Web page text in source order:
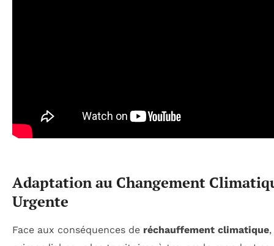
Adaptation au Changement
Urgente
Face aux conséquences de réchauffement climatique,